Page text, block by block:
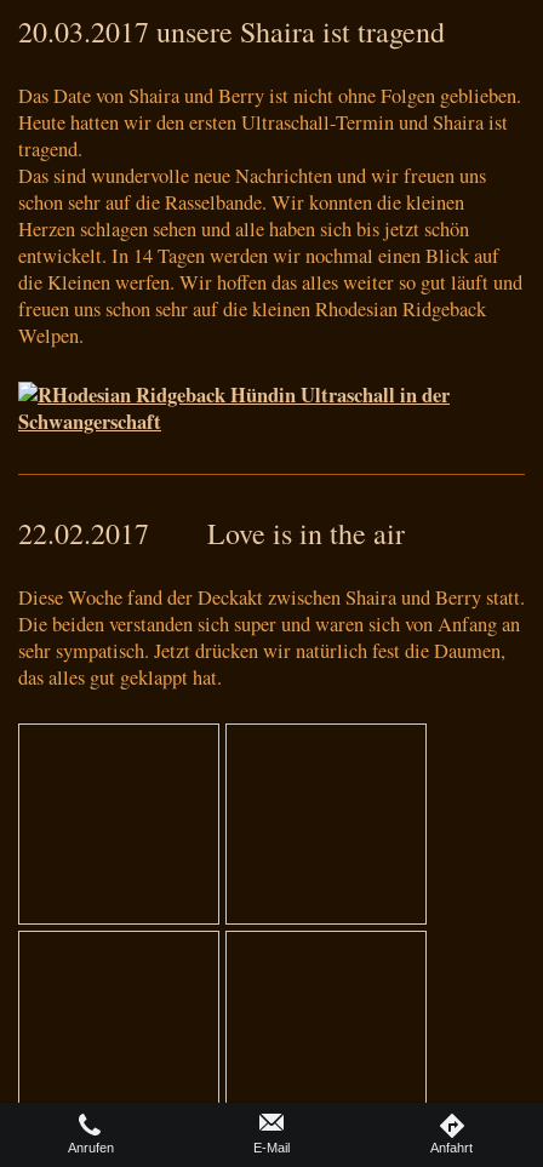
20.03.2017 unsere Shaira ist tragend
Das Date von Shaira und Berry ist nicht ohne Folgen geblieben.
Heute hatten wir den ersten Ultraschall-Termin und Shaira ist
tragend.
Das sind wundervolle neue Nachrichten und wir freuen uns
schon sehr auf die Rasselbande. Wir konnten die kleinen
Herzen schlagen sehen und alle haben sich bis jetzt schön
entwickelt. In 14 Tagen werden wir nochmal einen Blick auf
die Kleinen werfen. Wir hoffen das alles weiter so gut läuft und
freuen uns schon sehr auf die kleinen Rhodesian Ridgeback
Welpen.
22.02.2017 Love is in the air
Diese Woche fand der Deckakt zwischen Shaira und Berry statt.
Die beiden verstanden sich super und waren sich von Anfang an
sehr sympatisch. Jetzt drücken wir natürlich fest die Daumen,
das alles gut geklappt hat.
Anrufen E-Mail Anfahrt